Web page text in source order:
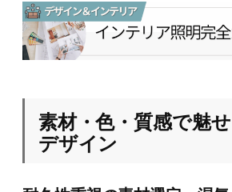
素材・色・質感で魅
デザイン